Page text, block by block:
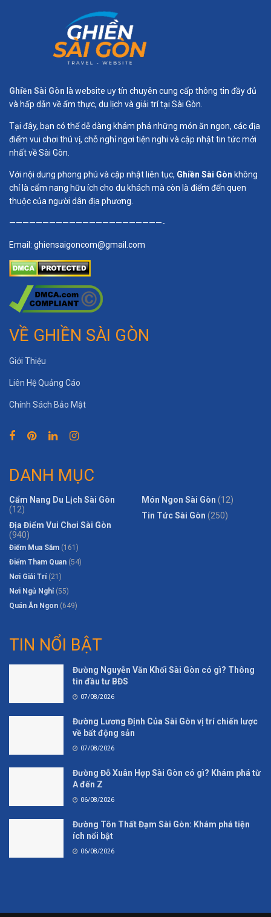
Ghiền Sài Gòn là website uy tín chuyên cung cấp thông tin đầy đủ
và hấp dẫn về ẩm thực, du lịch và giải trí tại Sài Gòn.
Tại đây, bạn có thể dễ dàng khám phá những món ăn ngon, các địa
điểm vui chơi thú vị, chỗ nghỉ ngơi tiện nghi và cập nhật tin tức mới
nhất về Sài Gòn.
Với nội dung phong phú và cập nhật liên tục, Ghiền Sài Gòn không
chỉ là cẩm nang hữu ích cho du khách mà còn là điểm đến quen
thuộc của người dân địa phương.
———————————————————————-
Email: ghiensaigoncom@gmail.com
VỀ GHIỀN SÀI GÒN
Giới Thiệu
Liên Hệ Quảng Cáo
Chính Sách Bảo Mật
DANH MỤC
Cẩm Nang Du Lịch Sài Gòn
(12)
Địa Điểm Vui Chơi Sài Gòn
(940)
Điểm Mua Sắm (161)
Điểm Tham Quan (54)
Nơi Giải Trí (21)
Nơi Ngủ Nghỉ (55)
Quán Ăn Ngon (649)
Món Ngon Sài Gòn (12)
Tin Tức Sài Gòn (250)
TIN NỔI BẬT
Đường Nguyễn Văn Khối Sài Gòn có gì? Thông
tin đầu tư BĐS
07/08/2026
Đường Lương Định Của Sài Gòn vị trí chiến lược
về bất động sản
07/08/2026
Đường Đỗ Xuân Hợp Sài Gòn có gì? Khám phá từ
A đến Z
06/08/2026
Đường Tôn Thất Đạm Sài Gòn: Khám phá tiện
ích nổi bật
06/08/2026